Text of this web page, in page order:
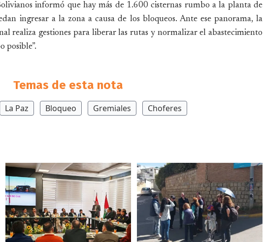
informó que hay más de 1.600 cisternas rumbo a la planta de
ingresar a la zona a causa de los bloqueos. Ante ese panorama, la
realiza gestiones para liberar las rutas y normalizar el abastecimiento
posible”.
Temas de esta nota
La Paz Bloqueo Gremiales Choferes